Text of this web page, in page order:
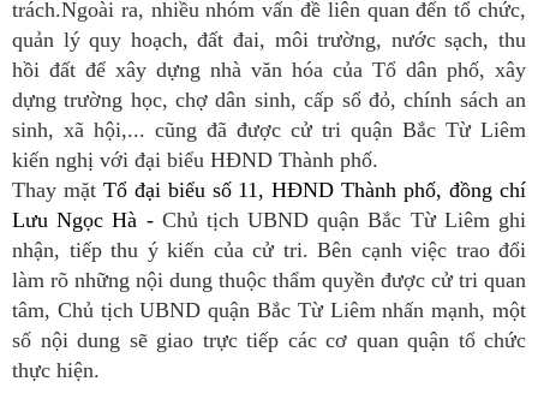
trách.Ngoài ra, nhiều nhóm vấn đề liên quan đến tổ chức,
quản lý quy hoạch, đất đai, môi trường, nước sạch, thu
hồi đất để xây dựng nhà văn hóa của Tổ dân phố, xây
dựng trường học, chợ dân sinh, cấp sổ đỏ, chính sách an
sinh, xã hội,... cũng đã được cử tri quận Bắc Từ Liêm
kiến nghị với đại biểu HĐND Thành phố.
Thay mặt Tổ đại biểu số 11, HĐND Thành phố, đồng chí
Lưu Ngọc Hà - Chủ tịch UBND quận Bắc Từ Liêm ghi
nhận, tiếp thu ý kiến của cử tri. Bên cạnh việc trao đổi
làm rõ những nội dung thuộc thẩm quyền được cử tri quan
tâm, Chủ tịch UBND quận Bắc Từ Liêm nhấn mạnh, một
số nội dung sẽ giao trực tiếp các cơ quan quận tổ chức
thực hiện.